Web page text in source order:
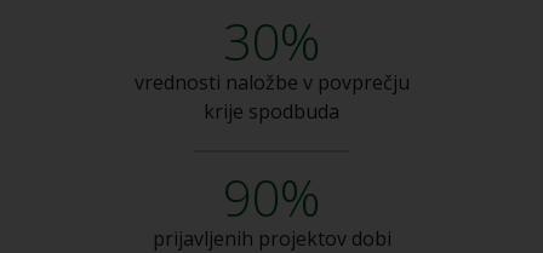
30%
vrednosti naložbe v povprečju
krije spodbuda
90%
prijavljenih projektov dobi